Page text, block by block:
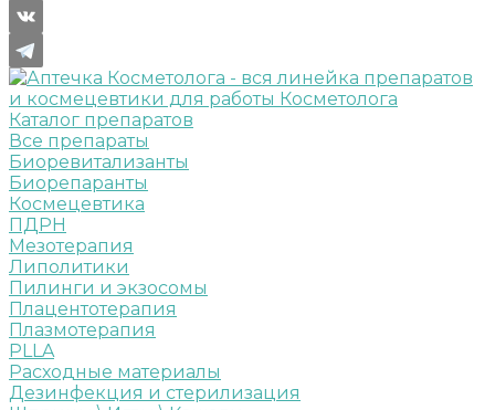
Каталог препаратов
Все препараты
Биоревитализанты
Биорепаранты
Космецевтика
ПДРН
Мезотерапия
Липолитики
Пилинги и экзосомы
Плацентотерапия
Плазмотерапия
PLLA
Расходные материалы
Дезинфекция и стерилизация